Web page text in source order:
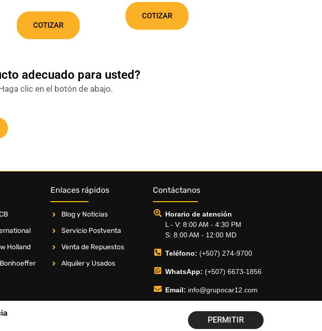
COTIZAR
COTIZAR
adecuado para usted?
clic en el botón de abajo.
Holland
Enlaces rápidos
Blog y Noticias
Servicio Postventa
Venta de Repuestos
Alquiler y Usados
Contáctanos
Horario de atención
L - V: 8:00 AM - 4:30 PM
S: 8:00 AM - 12:00 MD
Teléfono: (+507) 274-9700
WhatsApp: (+507) 6673-1856
Email: info@grupocar12.com
Diseñado por Xitsus Inc.
PERMITIR